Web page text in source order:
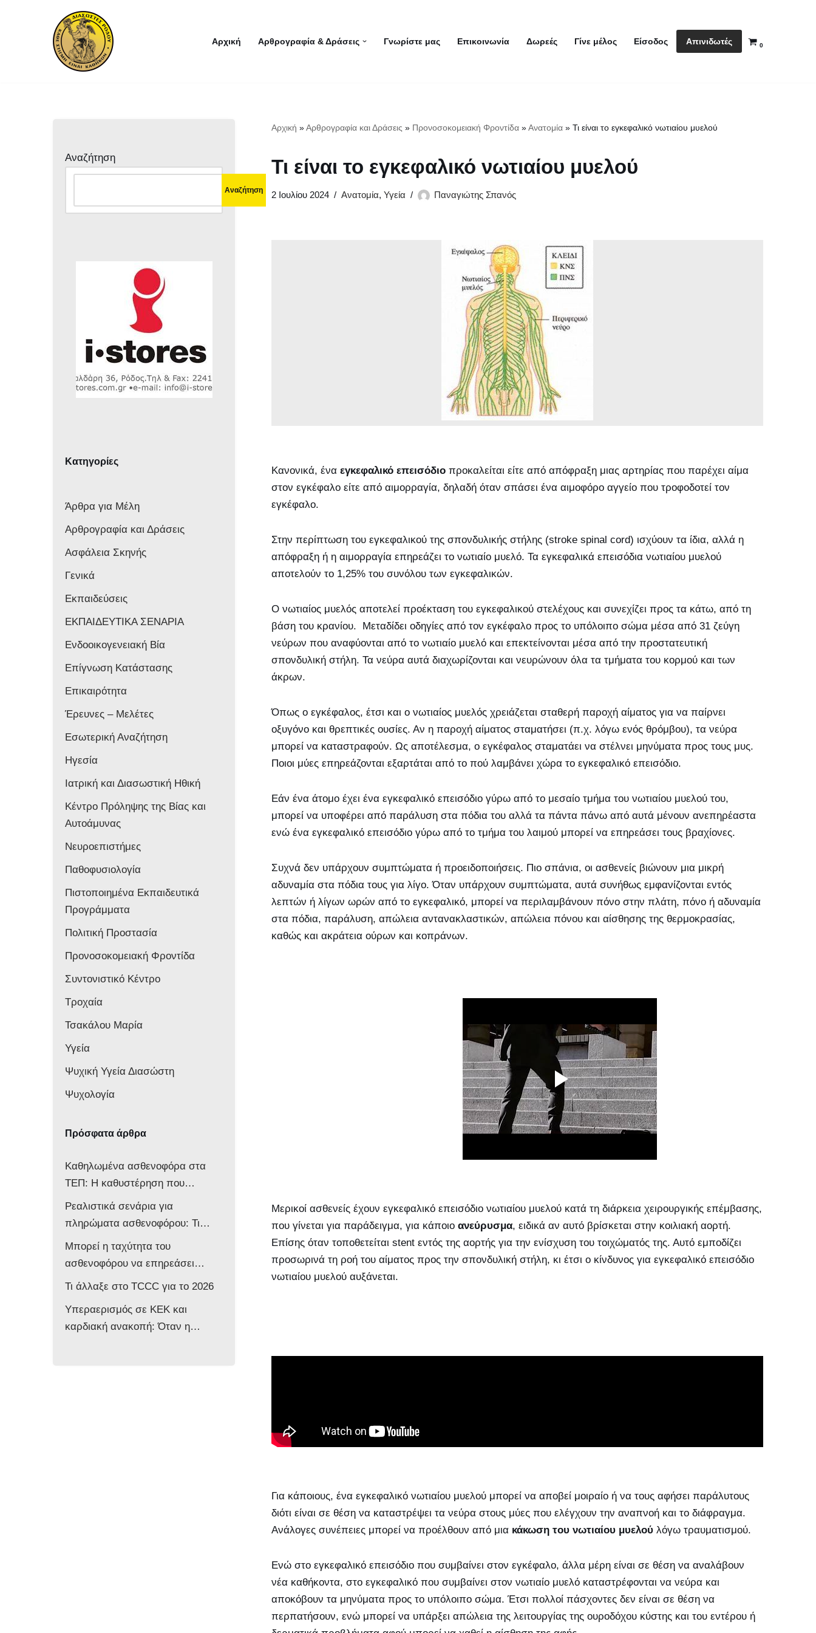
Μεταπηδήστε
περιεχόμενο
Αρχική Αρθρογραφία & Δράσεις Γνωρίστε μας Επικοινωνία Δωρεές Γίνε μέλος Είσοδος Απινιδωτές 0
Αναζήτηση
Αναζήτηση
Κατηγορίες
Άρθρα για Μέλη
Αρθρογραφία και Δράσεις
Ασφάλεια Σκηνής
Γενικά
Εκπαιδεύσεις
ΕΚΠΑΙΔΕΥΤΙΚΑ ΣΕΝΑΡΙΑ
Ενδοοικογενειακή Βία
Επίγνωση Κατάστασης
Επικαιρότητα
Έρευνες – Μελέτες
Εσωτερική Αναζήτηση
Ηγεσία
Ιατρική και Διασωστική Ηθική
Κέντρο Πρόληψης της Βίας και
Αυτοάμυνας
Νευροεπιστήμες
Παθοφυσιολογία
Πιστοποιημένα Εκπαιδευτικά
Προγράμματα
Πολιτική Προστασία
Προνοσοκομειακή Φροντίδα
Συντονιστικό Κέντρο
Τροχαία
Τσακάλου Μαρία
Υγεία
Ψυχική Υγεία Διασώστη
Ψυχολογία
Πρόσφατα άρθρα
Καθηλωμένα ασθενοφόρα στα
ΤΕΠ: Η καθυστέρηση που
αποδυναμώνει ολόκληρο το
σύστημα
Ρεαλιστικά σενάρια για
πληρώματα ασθενοφόρου: Τι
δείχνει νέα μελέτη
Μπορεί η ταχύτητα του
ασθενοφόρου να επηρεάσει
νευρολογικά ένα βρέφος;
Τι άλλαξε στο TCCC για το 2026
Υπεραερισμός σε ΚΕΚ και
καρδιακή ανακοπή: Όταν η
Αρχική »Αρθρογραφία και Δράσεις » Προνοσοκομειακή Φροντίδα »Ανατομία » Τι είναι το εγκεφαλικό νωτιαίου μυελού
Τι είναι το εγκεφαλικό νωτιαίου μυελού
2 Ιουλίου 2024 Ανατομία, Υγεία Παναγιώτης Σπανός
Κανονικά, ένα εγκεφαλικό επεισόδιο προκαλείται είτε από απόφραξη μιας αρτηρίας που παρέχει αίμα
στον εγκέφαλο είτε από αιμορραγία, δηλαδή όταν σπάσει ένα αιμοφόρο αγγείο που τροφοδοτεί τον
εγκέφαλο.
Στην περίπτωση του εγκεφαλικού της σπονδυλικής στήλης (stroke spinal cord) ισχύουν τα ίδια, αλλά η
απόφραξη ή η αιμορραγία επηρεάζει το νωτιαίο μυελό. Τα εγκεφαλικά επεισόδια νωτιαίου μυελού
αποτελούν το 1,25% του συνόλου των εγκεφαλικών.
Ο νωτιαίος μυελός αποτελεί προέκταση του εγκεφαλικού στελέχους και συνεχίζει προς τα κάτω, από τη
βάση του κρανίου. Μεταδίδει οδηγίες από τον εγκέφαλο προς το υπόλοιπο σώμα μέσα από 31 ζεύγη
νεύρων που αναφύονται από το νωτιαίο μυελό και επεκτείνονται μέσα από την προστατευτική
σπονδυλική στήλη. Τα νεύρα αυτά διαχωρίζονται και νευρώνουν όλα τα τμήματα του κορμού και των
άκρων.
Όπως ο εγκέφαλος, έτσι και ο νωτιαίος μυελός χρειάζεται σταθερή παροχή αίματος για να παίρνει
οξυγόνο και θρεπτικές ουσίες. Αν η παροχή αίματος σταματήσει (π.χ. λόγω ενός θρόμβου), τα νεύρα
μπορεί να καταστραφούν. Ως αποτέλεσμα, ο εγκέφαλος σταματάει να στέλνει μηνύματα προς τους μυς.
Ποιοι μύες επηρεάζονται εξαρτάται από το πού λαμβάνει χώρα το εγκεφαλικό επεισόδιο.
Εάν ένα άτομο έχει ένα εγκεφαλικό επεισόδιο γύρω από το μεσαίο τμήμα του νωτιαίου μυελού του,
μπορεί να υποφέρει από παράλυση στα πόδια του αλλά τα πάντα πάνω από αυτά μένουν ανεπηρέαστα
ενώ ένα εγκεφαλικό επεισόδιο γύρω από το τμήμα του λαιμού μπορεί να επηρεάσει τους βραχίονες.
Συχνά δεν υπάρχουν συμπτώματα ή προειδοποιήσεις. Πιο σπάνια, οι ασθενείς βιώνουν μια μικρή
αδυναμία στα πόδια τους για λίγο. Όταν υπάρχουν συμπτώματα, αυτά συνήθως εμφανίζονται εντός
λεπτών ή λίγων ωρών από το εγκεφαλικό, μπορεί να περιλαμβάνουν πόνο στην πλάτη, πόνο ή αδυναμία
στα πόδια, παράλυση, απώλεια αντανακλαστικών, απώλεια πόνου και αίσθησης της θερμοκρασίας,
καθώς και ακράτεια ούρων και κοπράνων.
Μερικοί ασθενείς έχουν εγκεφαλικό επεισόδιο νωτιαίου μυελού κατά τη διάρκεια χειρουργικής επέμβασης,
που γίνεται για παράδειγμα, για κάποιο ανεύρυσμα, ειδικά αν αυτό βρίσκεται στην κοιλιακή αορτή.
Επίσης όταν τοποθετείται stent εντός της αορτής για την ενίσχυση του τοιχώματός της. Αυτό εμποδίζει
προσωρινά τη ροή του αίματος προς την σπονδυλική στήλη, κι έτσι ο κίνδυνος για εγκεφαλικό επεισόδιο
νωτιαίου μυελού αυξάνεται.
Για κάποιους, ένα εγκεφαλικό νωτιαίου μυελού μπορεί να αποβεί μοιραίο ή να τους αφήσει παράλυτους
διότι είναι σε θέση να καταστρέψει τα νεύρα στους μύες που ελέγχουν την αναπνοή και το διάφραγμα.
Ανάλογες συνέπειες μπορεί να προέλθουν από μια κάκωση του νωτιαίου μυελού λόγω τραυματισμού.
Ενώ στο εγκεφαλικό επεισόδιο που συμβαίνει στον εγκέφαλο, άλλα μέρη είναι σε θέση να αναλάβουν
νέα καθήκοντα, στο εγκεφαλικό που συμβαίνει στον νωτιαίο μυελό καταστρέφονται να νεύρα και
αποκόβουν τα μηνύματα προς το υπόλοιπο σώμα. Έτσι πολλοί πάσχοντες δεν είναι σε θέση να
περπατήσουν, ενώ μπορεί να υπάρξει απώλεια της λειτουργίας της ουροδόχου κύστης και του εντέρου ή